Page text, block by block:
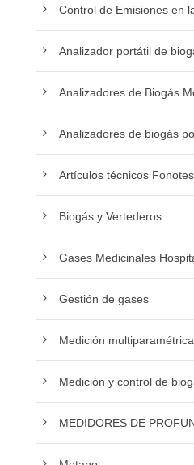
Control de Emisiones en
Analizador portátil de
Analizadores de Biogás
Analizadores de biogás
Artículos técnicos
Biogás y Vertederos
Gases Medicinales
Gestión de gases
Medición
Medición y control de
MEDIDORES DE